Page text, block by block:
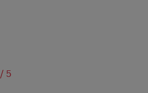
/von
5